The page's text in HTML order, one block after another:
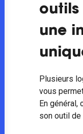
outils
une
Plusieurs
vous
En général,
son outil